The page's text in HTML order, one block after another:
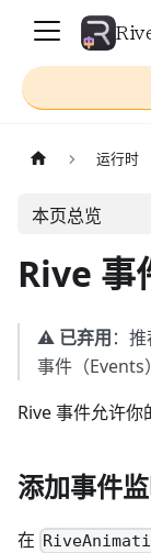
运行时
本页总览
Rive 事
⚠️ 已弃用：
事件（Events
Rive 事件允许你
添加事件
在